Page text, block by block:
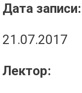
Дата записи:
21.07.2017
Лектор: